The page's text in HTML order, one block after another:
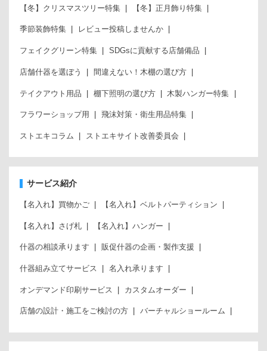
【冬】クリスマスツリー特集 【冬】正月飾り特集
季節装飾特集 レビュー投稿しませんか
フェイクグリーン特集 SDGsに貢献する店舗備品
店舗什器を選ぼう 間違えない！木棚の選び方
テイクアウト用品 棚下照明の選び方 木製ハンガー特集
フラワーショップ用 飛沫対策・衛生用品特集
ストエキコラム ストエキサイト改善委員会
サービス紹介
【名入れ】買物かご 【名入れ】ベルトパーティション
【名入れ】さげ札 【名入れ】ハンガー
什器の相談承ります 販促什器の企画・製作支援
什器組み立てサービス 名入れ承ります
オンデマンド印刷サービス カスタムオーダー
店舗の設計・施工をご検討の方 バーチャルショールーム